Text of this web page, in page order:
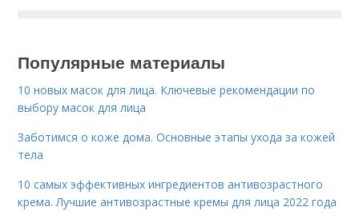
Популярные материалы
10 новых масок для лица. Ключевые рекомендации по
выбору масок для лица
Заботимся о коже дома. Основные этапы ухода за кожей
тела
10 самых эффективных ингредиентов антивозрастного
крема. Лучшие антивозрастные кремы для лица 2022 года